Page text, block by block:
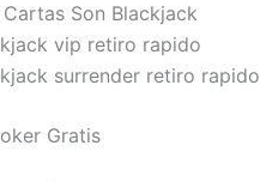
Cartas Son Blackjack
vip retiro rapido
surrender retiro rapido
Gratis